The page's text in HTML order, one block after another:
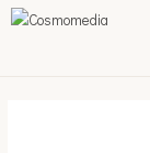
Skip